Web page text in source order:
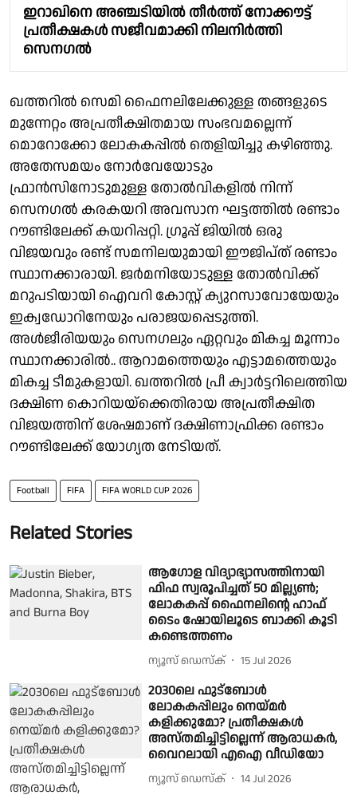
ഇറാഖിനെ അഞ്ചടിയിൽ തീർത്ത് നോക്കൗട്ട്
പ്രതീക്ഷകൾ സജീവമാക്കി നിലനിർത്തി
സെനഗൽ
ഖത്തറിൽ സെമി ഫൈനലിലേക്കുള്ള തങ്ങളുടെ
മുന്നേറ്റം അപ്രതീക്ഷിതമായ സംഭവമല്ലെന്ന്
മൊറോക്കോ ലോകകപ്പിൽ തെളിയിച്ചു കഴിഞ്ഞു.
അതേസമയം നോർവേയോടും
ഫ്രാൻസിനോടുമുള്ള തോൽവികളിൽ നിന്ന്
സെനഗൽ കരകയറി അവസാന ഘട്ടത്തിൽ രണ്ടാം
റൗണ്ടിലേക്ക് കയറിപ്പറ്റി. ഗ്രൂപ്പ് ജിയിൽ ഒരു
വിജയവും രണ്ട് സമനിലയുമായി ഈജിപ്ത് രണ്ടാം
സ്ഥാനക്കാരായി. ജർമനിയോടുള്ള തോൽവിക്ക്
മറുപടിയായി ഐവറി കോസ്റ്റ് ക്യുറസാവോയേയും
ഇക്വഡോറിനേയും പരാജയപ്പെടുത്തി.
അൾജീരിയയും സെനഗലും ഏറ്റവും മികച്ച മൂന്നാം
സ്ഥാനക്കാരിൽ.. ആറാമത്തെയും എട്ടാമത്തെയും
മികച്ച ടീമുകളായി. ഖത്തറിൽ പ്രീ ക്വാർട്ടറിലെത്തിയ
ദക്ഷിണ കൊറിയയ്‌ക്കെതിരായ അപ്രതീക്ഷിത
വിജയത്തിന് ശേഷമാണ് ദക്ഷിണാഫ്രിക്ക രണ്ടാം
റൗണ്ടിലേക്ക് യോഗ്യത നേടിയത്.
Football FIFA FIFA WORLD CUP 2026
Related Stories
ആഗോള വിദ്യാഭ്യാസത്തിനായി
ഫിഫ സ്വരൂപിച്ചത് 50 മില്ല്യൺ;
ലോകകപ്പ് ഫൈനലിൻ്റെ ഹാഫ്
ടൈം ഷോയിലൂടെ ബാക്കി കൂടി
കണ്ടെത്തണം
ന്യൂസ് ഡെസ്ക് 15 Jul 2026
2030ലെ ഫുട്ബോൾ
ലോകകപ്പിലും നെയ്മർ
കളിക്കുമോ? പ്രതീക്ഷകൾ
അസ്തമിച്ചിട്ടില്ലെന്ന് ആരാധകർ,
വൈറലായി എഐ വീഡിയോ
ന്യൂസ് ഡെസ്ക് 14 Jul 2026